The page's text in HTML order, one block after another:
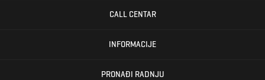
CALL CENTAR
INFORMACIJE
PRONAĐI RADNJU